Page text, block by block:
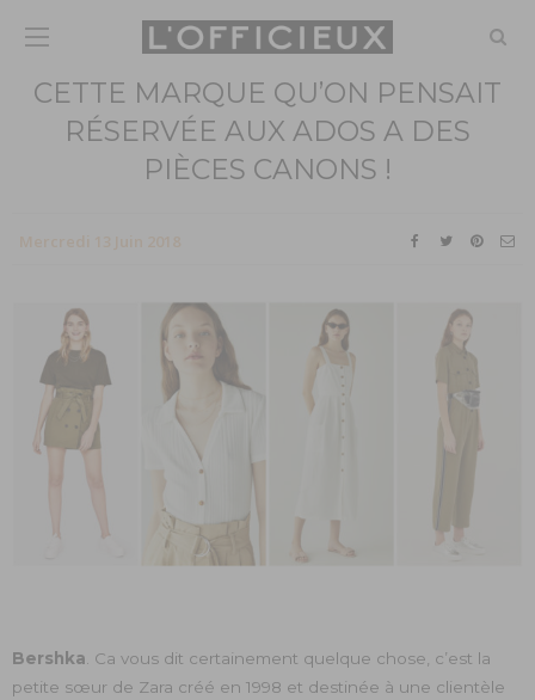
CETTE MARQUE QU’ON PENSAIT
RÉSERVÉE AUX ADOS A DES
PIÈCES CANONS !
Bershka. Ca vous dit certainement quelque chose, c’est la
petite sœur de Zara créé en 1998 et destinée à une clientèle